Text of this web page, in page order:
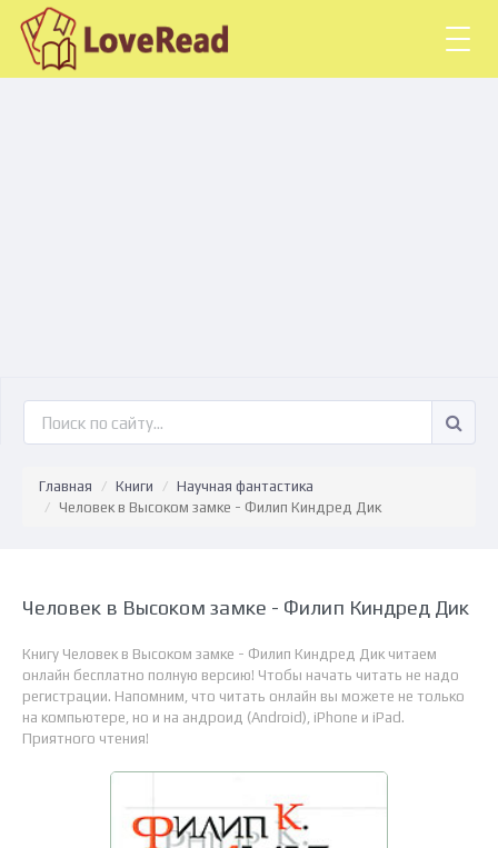
Главная Книги
Научная фантастика
Человек в Высоком замке - Филип Киндред Дик
Человек в Высоком замке - Филип Киндред Дик
Книгу Человек в Высоком замке - Филип Киндред Дик читаем
онлайн бесплатно полную версию! Чтобы начать читать не надо
регистрации. Напомним, что читать онлайн вы можете не только
на компьютере, но и на андроид (Android), iPhone и iPad.
Приятного чтения!